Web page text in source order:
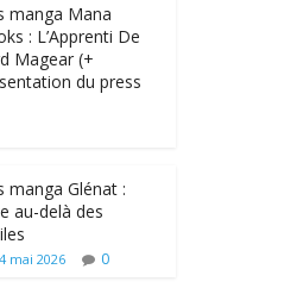
manga Mana
: L’Apprenti De
Magear (+
du press
manga Glénat :
au-delà des
mai 2026 0